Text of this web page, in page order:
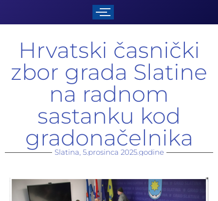
Hrvatski časnički
zbor grada Slatine
na radnom
sastanku kod
gradonačelnika
Slatina, 5.prosinca 2025.godine